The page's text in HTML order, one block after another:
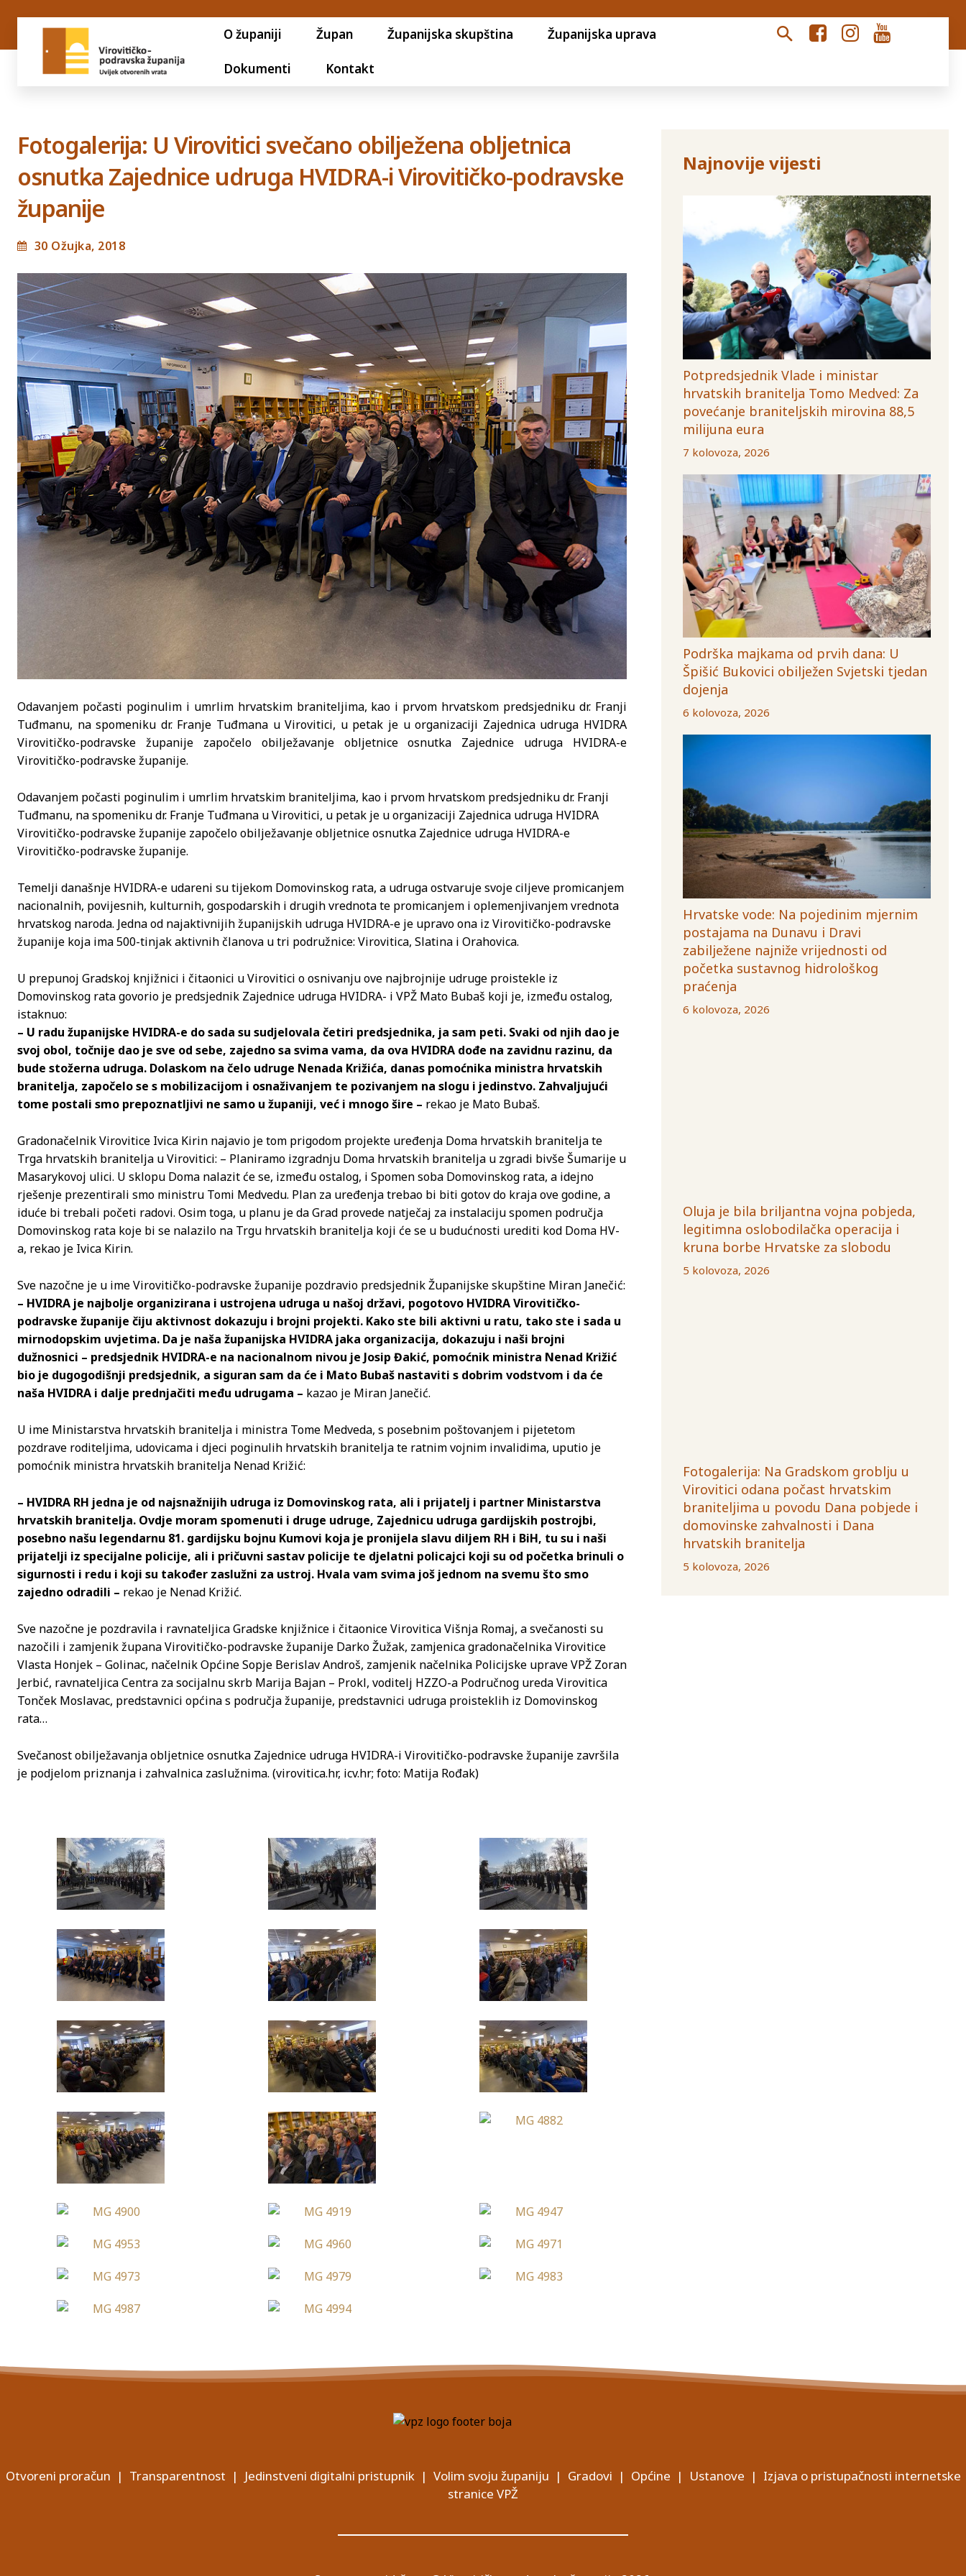
O županiji Župan Županijska skupština Županijska uprava
Dokumenti Kontakt
Fotogalerija: U Virovitici svečano obilježena obljetnica
osnutka Zajednice udruga HVIDRA-i Virovitičko-podravske
županije
30 Ožujka, 2018
Odavanjem počasti poginulim i umrlim hrvatskim braniteljima, kao i prvom hrvatskom predsjedniku dr. Franji
Tuđmanu, na spomeniku dr. Franje Tuđmana u Virovitici, u petak je u organizaciji Zajednica udruga HVIDRA
Virovitičko-podravske županije započelo obilježavanje obljetnice osnutka Zajednice udruga HVIDRA-e
Virovitičko-podravske županije.
Odavanjem počasti poginulim i umrlim hrvatskim braniteljima, kao i prvom hrvatskom predsjedniku dr. Franji
Tuđmanu, na spomeniku dr. Franje Tuđmana u Virovitici, u petak je u organizaciji Zajednica udruga HVIDRA
Virovitičko-podravske županije započelo obilježavanje obljetnice osnutka Zajednice udruga HVIDRA-e
Virovitičko-podravske županije.
Temelji današnje HVIDRA-e udareni su tijekom Domovinskog rata, a udruga ostvaruje svoje ciljeve promicanjem
nacionalnih, povijesnih, kulturnih, gospodarskih i drugih vrednota te promicanjem i oplemenjivanjem vrednota
hrvatskog naroda. Jedna od najaktivnijih županijskih udruga HVIDRA-e je upravo ona iz Virovitičko-podravske
županije koja ima 500-tinjak aktivnih članova u tri podružnice: Virovitica, Slatina i Orahovica.
U prepunoj Gradskoj knjižnici i čitaonici u Virovitici o osnivanju ove najbrojnije udruge proistekle iz
Domovinskog rata govorio je predsjednik Zajednice udruga HVIDRA- i VPŽ Mato Bubaš koji je, između ostalog,
istaknuo:
– U radu županijske HVIDRA-e do sada su sudjelovala četiri predsjednika, ja sam peti. Svaki od njih dao je
svoj obol, točnije dao je sve od sebe, zajedno sa svima vama, da ova HVIDRA dođe na zavidnu razinu, da
bude stožerna udruga. Dolaskom na čelo udruge Nenada Križića, danas pomoćnika ministra hrvatskih
branitelja, započelo se s mobilizacijom i osnaživanjem te pozivanjem na slogu i jedinstvo. Zahvaljujući
tome postali smo prepoznatljivi ne samo u županiji, već i mnogo šire – rekao je Mato Bubaš.
Gradonačelnik Virovitice Ivica Kirin najavio je tom prigodom projekte uređenja Doma hrvatskih branitelja te
Trga hrvatskih branitelja u Virovitici: – Planiramo izgradnju Doma hrvatskih branitelja u zgradi bivše Šumarije u
Masarykovoj ulici. U sklopu Doma nalazit će se, između ostalog, i Spomen soba Domovinskog rata, a idejno
rješenje prezentirali smo ministru Tomi Medvedu. Plan za uređenja trebao bi biti gotov do kraja ove godine, a
iduće bi trebali početi radovi. Osim toga, u planu je da Grad provede natječaj za instalaciju spomen područja
Domovinskog rata koje bi se nalazilo na Trgu hrvatskih branitelja koji će se u budućnosti urediti kod Doma HV-
a, rekao je Ivica Kirin.
Sve nazočne je u ime Virovitičko-podravske županije pozdravio predsjednik Županijske skupštine Miran Janečić:
– HVIDRA je najbolje organizirana i ustrojena udruga u našoj državi, pogotovo HVIDRA Virovitičko-
podravske županije čiju aktivnost dokazuju i brojni projekti. Kako ste bili aktivni u ratu, tako ste i sada u
mirnodopskim uvjetima. Da je naša županijska HVIDRA jaka organizacija, dokazuju i naši brojni
dužnosnici – predsjednik HVIDRA-e na nacionalnom nivou je Josip Đakić, pomoćnik ministra Nenad Križić
bio je dugogodišnji predsjednik, a siguran sam da će i Mato Bubaš nastaviti s dobrim vodstvom i da će
naša HVIDRA i dalje prednjačiti među udrugama – kazao je Miran Janečić.
U ime Ministarstva hrvatskih branitelja i ministra Tome Medveda, s posebnim poštovanjem i pijetetom
pozdrave roditeljima, udovicama i djeci poginulih hrvatskih branitelja te ratnim vojnim invalidima, uputio je
pomoćnik ministra hrvatskih branitelja Nenad Križić:
– HVIDRA RH jedna je od najsnažnijih udruga iz Domovinskog rata, ali i prijatelj i partner Ministarstva
hrvatskih branitelja. Ovdje moram spomenuti i druge udruge, Zajednicu udruga gardijskih postrojbi,
posebno našu legendarnu 81. gardijsku bojnu Kumovi koja je pronijela slavu diljem RH i BiH, tu su i naši
prijatelji iz specijalne policije, ali i pričuvni sastav policije te djelatni policajci koji su od početka brinuli o
sigurnosti i redu i koji su također zaslužni za ustroj. Hvala vam svima još jednom na svemu što smo
zajedno odradili – rekao je Nenad Križić.
Sve nazočne je pozdravila i ravnateljica Gradske knjižnice i čitaonice Virovitica Višnja Romaj, a svečanosti su
nazočili i zamjenik župana Virovitičko-podravske županije Darko Žužak, zamjenica gradonačelnika Virovitice
Vlasta Honjek – Golinac, načelnik Općine Sopje Berislav Androš, zamjenik načelnika Policijske uprave VPŽ Zoran
Jerbić, ravnateljica Centra za socijalnu skrb Marija Bajan – Prokl, voditelj HZZO-a Područnog ureda Virovitica
Tonček Moslavac, predstavnici općina s područja županije, predstavnici udruga proisteklih iz Domovinskog
rata…
Svečanost obilježavanja obljetnice osnutka Zajednice udruga HVIDRA-i Virovitičko-podravske županije završila
je podjelom priznanja i zahvalnica zaslužnima. (virovitica.hr, icv.hr; foto: Matija Rođak)
Najnovije vijesti
Potpredsjednik Vlade i ministar
hrvatskih branitelja Tomo Medved: Za
povećanje braniteljskih mirovina 88,5
milijuna eura
7 kolovoza, 2026
Podrška majkama od prvih dana: U
Špišić Bukovici obilježen Svjetski tjedan
dojenja
6 kolovoza, 2026
Hrvatske vode: Na pojedinim mjernim
postajama na Dunavu i Dravi
zabilježene najniže vrijednosti od
početka sustavnog hidrološkog
praćenja
6 kolovoza, 2026
Oluja je bila briljantna vojna pobjeda,
legitimna oslobodilačka operacija i
kruna borbe Hrvatske za slobodu
5 kolovoza, 2026
Fotogalerija: Na Gradskom groblju u
Virovitici odana počast hrvatskim
braniteljima u povodu Dana pobjede i
domovinske zahvalnosti i Dana
hrvatskih branitelja
5 kolovoza, 2026
Otvoreni proračun | Transparentnost | Jedinstveni digitalni pristupnik| Volim svoju županiju | Gradovi | Općine | Ustanove | Izjava o pristupačnosti internetske
stranice VPŽ